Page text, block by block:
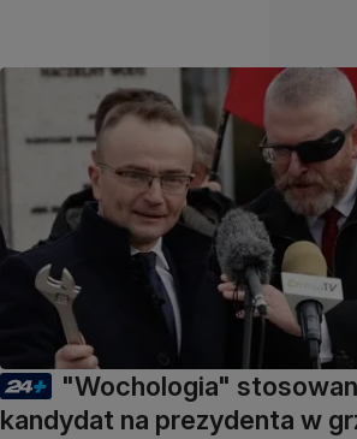
"Wochologia"
kandydat na prezydenta w